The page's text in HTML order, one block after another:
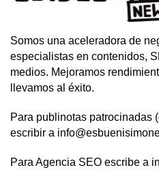
Somos una aceleradora de
especialistas en contenidos,
medios. Mejoramos
llevamos al éxito.
Para publinotas patrocinadas
escribir a
Para Agencia SEO escribe a